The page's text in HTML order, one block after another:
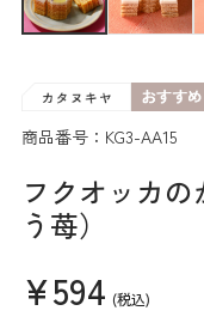
商品番号：KG3-AA15
フクオッカ
う苺）
¥594 (税込)